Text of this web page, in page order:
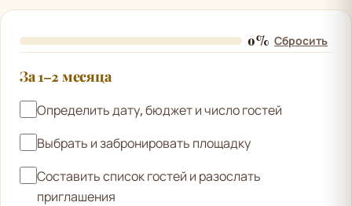
0% Сбросить
За 1–2 месяца
Определить дату, бюджет и число гостей
Выбрать и забронировать площадку
Составить список гостей и разослать
приглашения